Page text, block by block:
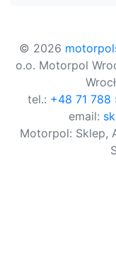
© 2026
o.o. Motorpol
tel.: +48 71 788
email:
Motorpol: Sklep,